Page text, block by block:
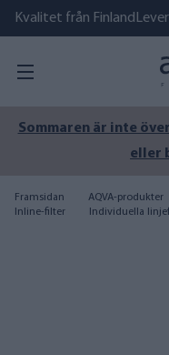
Kvalitet från Finland
Sommaren är inte
eller
Framsidan AQVA-produkter
Inline-filter
Individuella